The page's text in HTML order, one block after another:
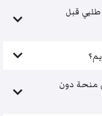
قبل
منحة دون